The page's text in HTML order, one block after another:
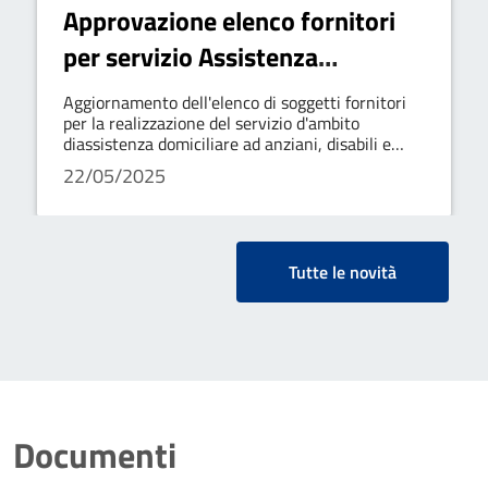
Approvazione elenco fornitori
per servizio Assistenza
Domiciliare
Aggiornamento dell'elenco di soggetti fornitori
per la realizzazione del servizio d'ambito
diassistenza domiciliare ad anziani, disabili e
minori. Approvazione elenco dei soggetti
fornitori eschema di convenzione
22/05/2025
Tutte le novità
Documenti